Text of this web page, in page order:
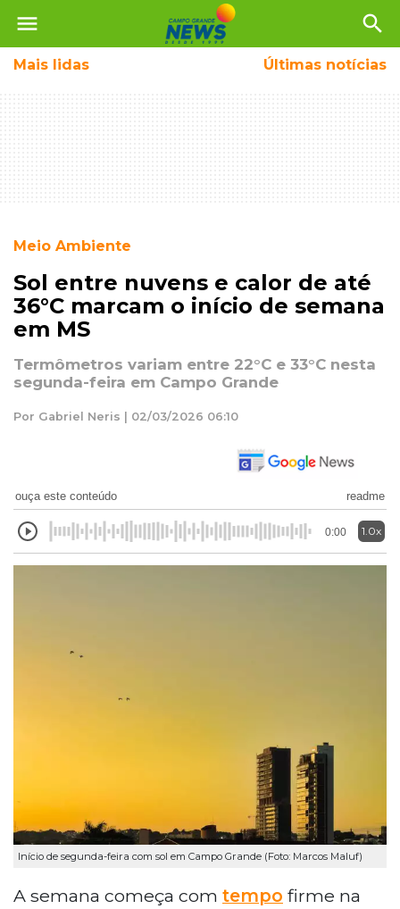
menu search
Mais lidas Últimas notícias
Meio Ambiente
Sol entre nuvens e calor de até
36°C marcam o início de semana
em MS
Termômetros variam entre 22°C e 33°C nesta
segunda-feira em Campo Grande
Por Gabriel Neris | 02/03/2026 06:10
ouça este conteúdo readme
0:00 1.0x
Início de segunda-feira com sol em Campo Grande (Foto: Marcos Maluf)
A semana começa com tempo firme na